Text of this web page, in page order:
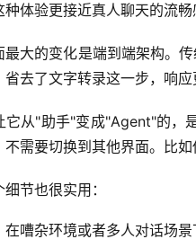
体验更接近真人聊天的流畅
最大的变化是端到端架构。
去了文字转录这一步，响应
它从"助手"变成"Agent"的，
需要切换到其他界面。比
节也很实用：
在嘈杂环境或者多人对话场